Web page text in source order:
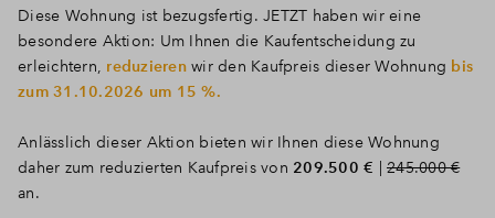
Diese Wohnung ist bezugsfertig. JETZT haben wir eine
besondere Aktion: Um Ihnen die Kaufentscheidung zu
erleichtern, reduzierenwir den Kaufpreis dieser Wohnung bis
zum 31.10.2026 um 15 %.
Anlässlich dieser Aktion bieten wir Ihnen diese Wohnung
daher zum reduzierten Kaufpreis von 209.500 € | 245.000€
an.